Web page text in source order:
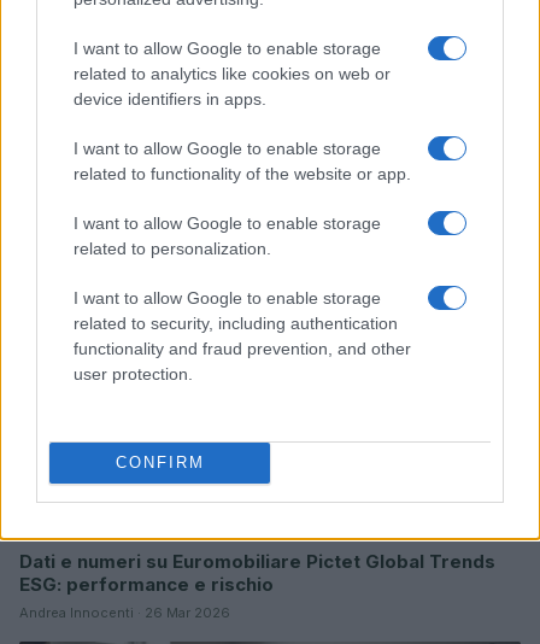
I want to allow Google to enable storage
related to analytics like cookies on web or
device identifiers in apps.
I want to allow Google to enable storage
related to functionality of the website or app.
I want to allow Google to enable storage
related to personalization.
I want to allow Google to enable storage
related to security, including authentication
functionality and fraud prevention, and other
user protection.
CONFIRM
Sanità sarda e transizione verde: tra case della
comunità, industria farmaceutica e tensioni politiche
Ilaria Galli · 15 Giu 2026
Dati e numeri su Euromobiliare Pictet Global Trends
ESG: performance e rischio
Andrea Innocenti · 26 Mar 2026